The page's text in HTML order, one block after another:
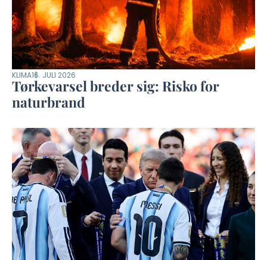
KLIMA16. JULI 2026
Tørkevarsel breder sig: Risko for
naturbrand